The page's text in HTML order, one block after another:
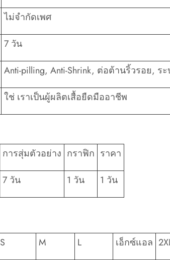
ไม่จำกัดเพศ
7 วัน
Anti-pilling, Anti-Shrink, ต่อต้านริ้วรอย, ร
ใช่ เราเป็นผู้ผลิตเสื้อยืดมืออาชีพ
การสุ่มตัวอย่าง กราฟิก ราคา
7 วัน 1 วัน 1 วัน
S M L เอ็กซ์แอล